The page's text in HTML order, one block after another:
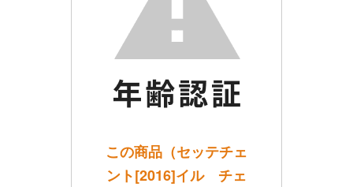
この商品（セッテチェ
ント[2016]イル チェ